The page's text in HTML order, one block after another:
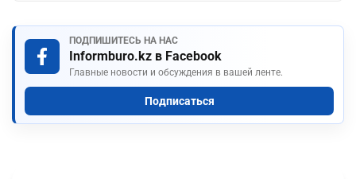
ПОДПИШИТЕСЬ НА НАС
Informburo.kz в Facebook
Главные новости и обсуждения в вашей ленте.
Подписаться